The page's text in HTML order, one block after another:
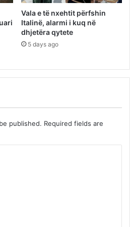
Vala e të nxehtit përfshin
Italinë, alarmi i kuq në
dhjetëra qytete
5 days ago
published. Required fields are